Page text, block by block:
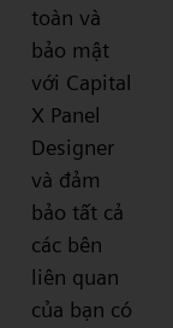
toàn và
bảo mật
với Capital
X Panel
Designer
và đảm
bảo tất cả
các bên
liên quan
của bạn có